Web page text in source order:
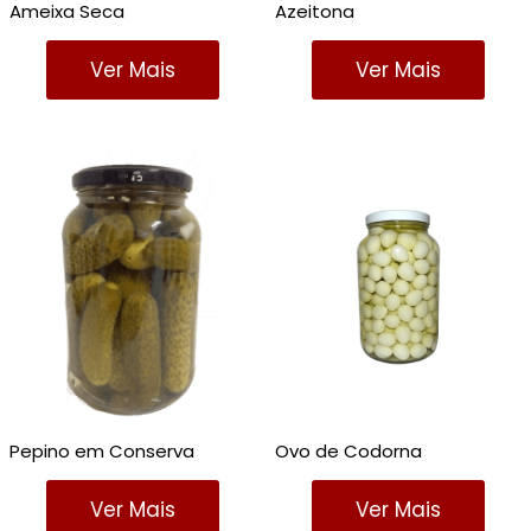
Ameixa Seca
Ver Mais
Azeitona
Ver Mais
Pepino em Conserva
Ver Mais
Ovo de Codorna
Ver Mais